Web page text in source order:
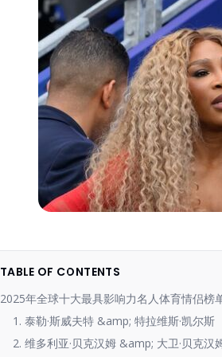
TABLE OF CONTENTS
2025年全球十大最具影响力名人体育情侣榜
1. 泰勒·斯威夫特 &amp; 特拉维斯·凯尔斯
2. 维多利亚·贝克汉姆 &amp; 大卫·贝克汉